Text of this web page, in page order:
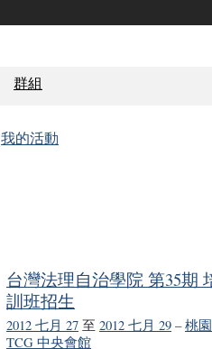
群組
我的活動
台灣法理自治學院 第35期
訓班招生
2012 七月 27 至 2012 七月 29 –桃園
TCG 中央會館